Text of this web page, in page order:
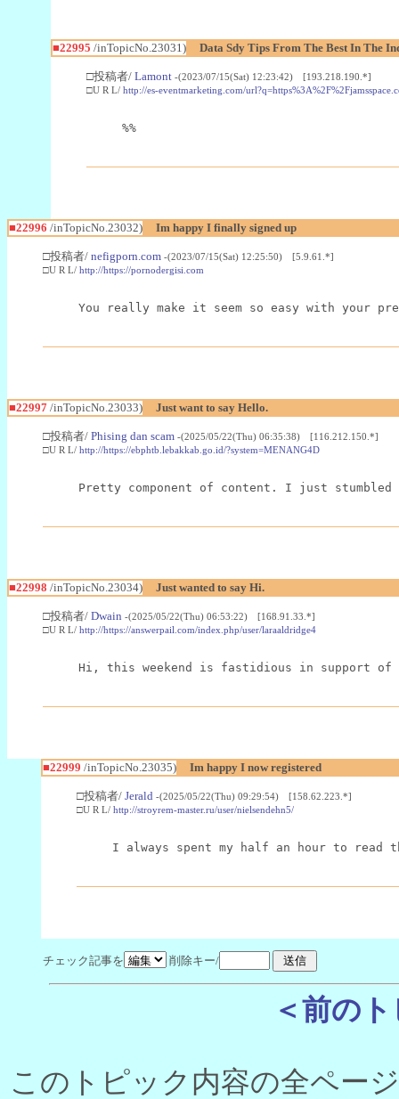
■22995 /inTopicNo.23031) Data Sdy Tips From The Best In The
□投稿者/ Lamont -(2023/07/15(Sat) 12:23:42) [193.218.190.*]
□U R L/ http://es-eventmarketing.com/
%%
■22996 /inTopicNo.23032) Im happy I finally signed up
□投稿者/ nefigporn.com -(2023/07/15(Sat) 12:25:50) [5.9.61.*]
□U R L/ http://https://pornodergisi.com
You really make it seem so easy with your
■22997 /inTopicNo.23033) Just want to say Hello.
□投稿者/ Phising dan scam -(2025/05/22(Thu) 06:35:38) [116.212.150.*]
□U R L/ http://https://ebphtb.lebakkab.go.id/?system=MENANG4D
Pretty component of content. I just
■22998 /inTopicNo.23034) Just wanted to say Hi.
□投稿者/ Dwain -(2025/05/22(Thu) 06:53:22) [168.91.33.*]
□U R L/ http://https://answerpail.com/index.php/user/laraaldridge4
Hi, this weekend is fastidious in support of
■22999 /inTopicNo.23035) Im happy I now registered
□投稿者/ Jerald -(2025/05/22(Thu) 09:29:54) [158.62.223.*]
□U R L/ http://stroyrem-master.ru/user/nielsendehn5/
I always spent my half an hour to
チェック記事を 削除キー/
＜前の
このトピック内容の全ペー